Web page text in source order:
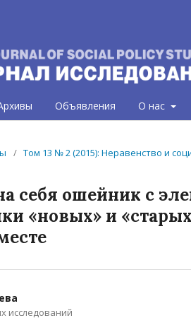
Объявления О нас
/ Том 13 № 2 (2015): Неравенство и
себя ошейник с
«новых» и
исследований